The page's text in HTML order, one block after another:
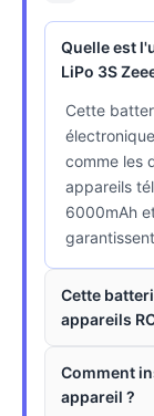
Quelle est
LiPo 3S
Cette
comme les
appareils
6000mAh
Cette
appareils
Comment
appareil ?